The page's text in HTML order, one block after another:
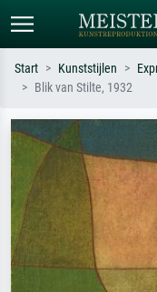
Zoek op kunstenaar, titel of
Monet, Sterrennacht,
Hokusai-golf, naakt.
Start Kunststijlen
Blik van Stilte, 1932